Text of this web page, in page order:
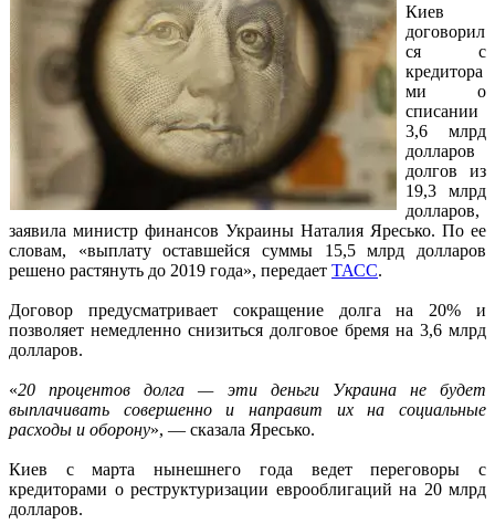
Киев
договорил
ся с
кредитора
ми о
списании
3,6 млрд
долларов
долгов из
19,3 млрд
долларов,
заявила министр финансов Украины Наталия Яресько. По ее
словам, «выплату оставшейся суммы 15,5 млрд долларов
решено растянуть до 2019 года», передает ТАСС.
Договор предусматривает сокращение долга на 20% и
позволяет немедленно снизиться долговое бремя на 3,6 млрд
долларов.
«20 процентов долга — эти деньги Украина не будет
выплачивать совершенно и направит их на социальные
расходы и оборону», — сказала Яресько.
Киев с марта нынешнего года ведет переговоры с
кредиторами о реструктуризации еврооблигаций на 20 млрд
долларов.